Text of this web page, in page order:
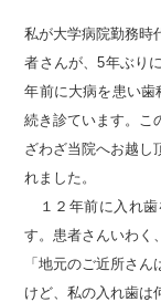
私が大学病院勤務時
者さんが、5年ぶり
年前に大病を患い歯
続き診ています。こ
ざわざ当院へお越し
れました。
１２年前に入れ歯
す。患者さんいわく、
「地元のご近所さ
けど、私の入れ歯は